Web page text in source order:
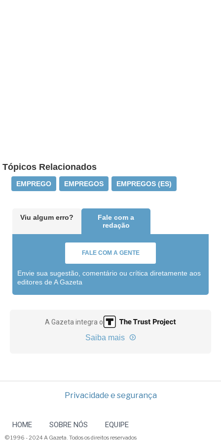
Tópicos Relacionados
EMPREGO EMPREGOS EMPREGOS (ES)
Viu algum erro?
Fale com a
redação
FALE COM A GENTE
Envie sua sugestão, comentário ou crítica diretamente aos
editores de A Gazeta
A Gazeta integra o
Saiba mais
Privacidade e segurança
HOME SOBRE NÓS EQUIPE
© 1996 - 2024 A Gazeta. Todos os direitos reservados